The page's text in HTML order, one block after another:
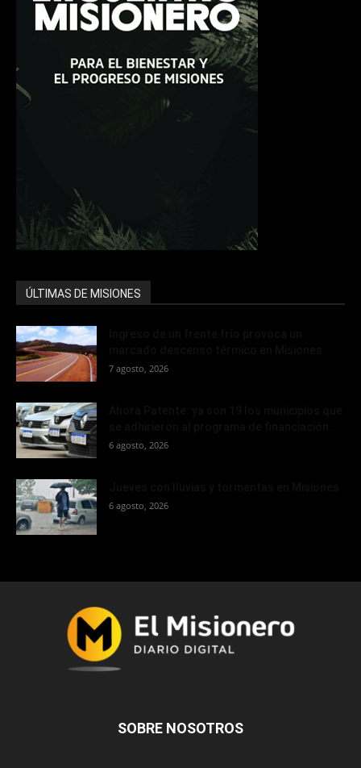
ÚLTIMAS DE MISIONES
7 agosto, 2026
6 agosto, 2026
6 agosto, 2026
SOBRE NOSOTROS